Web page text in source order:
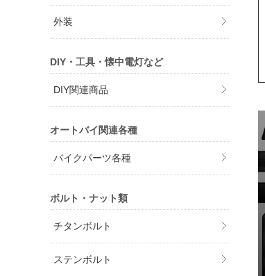
外装
DIY・工具・懐中電灯など
DIY関連商品
オートバイ関連各種
バイクパーツ各種
ボルト・ナット類
チタンボルト
ステンボルト